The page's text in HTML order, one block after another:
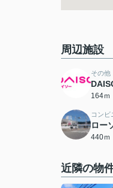
周辺施設
その他
164ｍ
コンビ
ロー
440ｍ
近隣の物